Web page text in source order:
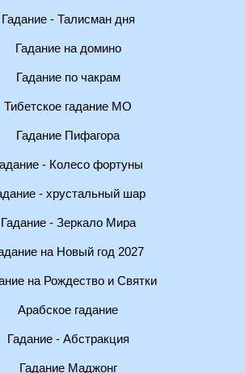
Гадание - Талисман дня
Гадание на домино
Гадание по чакрам
Тибетское гадание МО
Гадание Пифагора
- Колесо фортуны
- хрустальный шар
Гадание - Зеркало Мира
на Новый год 2027
на Рождество и Святки
Арабское гадание
Гадание - Абстракция
Гадание Маджонг